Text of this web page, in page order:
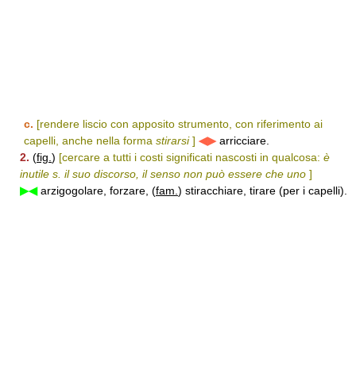
c. [rendere liscio con apposito strumento, con riferimento ai
capelli, anche nella forma stirarsi] ◀▶arricciare.
2. (fig. ) [cercare a tutti i costi significati nascosti in qualcosa: è
inutile s. il suo discorso, il senso non può essere che uno ]
▶◀arzigogolare, forzare, (fam. ) stiracchiare, tirare (per i capelli).